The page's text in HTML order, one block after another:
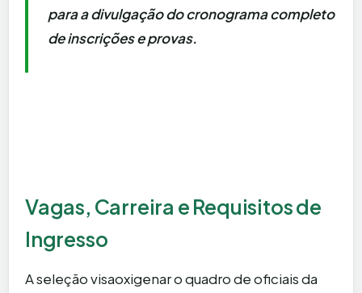
para a divulgação do cronograma completo
de inscrições e provas.
Vagas, Carreira e Requisitos de
Ingresso
A seleção visaoxigenar o quadro de oficiais da